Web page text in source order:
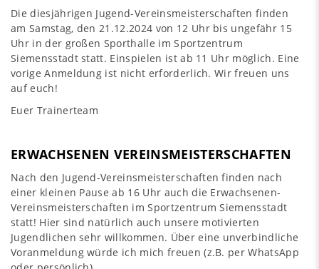
Die diesjährigen Jugend-Vereinsmeisterschaften finden
am Samstag, den 21.12.2024 von 12 Uhr bis ungefähr 15
Uhr in der großen Sporthalle im Sportzentrum
Siemensstadt statt. Einspielen ist ab 11 Uhr möglich. Eine
vorige Anmeldung ist nicht erforderlich. Wir freuen uns
auf euch!
Euer Trainerteam
ERWACHSENEN VEREINSMEISTERSCHAFTEN
Nach den Jugend-Vereinsmeisterschaften finden nach
einer kleinen Pause ab 16 Uhr auch die Erwachsenen-
Vereinsmeisterschaften im Sportzentrum Siemensstadt
statt! Hier sind natürlich auch unsere motivierten
Jugendlichen sehr willkommen. Über eine unverbindliche
Voranmeldung würde ich mich freuen (z.B. per WhatsApp